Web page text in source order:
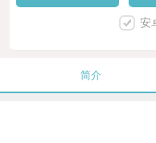
安
简介